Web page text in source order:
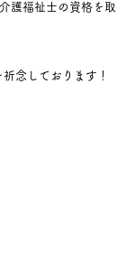
護福祉士の資格を取
念しております！